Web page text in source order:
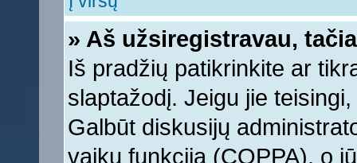
» Aš užsiregistravau,
Iš pradžių patikrinkite ar
slaptažodį. Jeigu jie
Galbūt diskusijų
vaikų funkciją (COPPA), o